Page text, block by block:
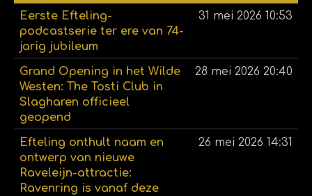
Eerste Efteling-
podcastserie ter ere van 74-
jarig jubileum
31 mei 2026 10:53
Grand Opening in het Wilde
Westen: The Tosti Club in
Slagharen officieel
geopend
28 mei 2026 20:40
Efteling onthult naam en
ontwerp van nieuwe
Raveleijn-attractie:
Ravenring is vanaf deze
26 mei 2026 14:31